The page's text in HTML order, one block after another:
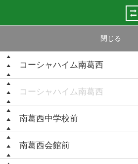
閉じる
コーシャハイム南葛西
コーシャハイム南葛西
南葛西中学校前
南葛西会館前